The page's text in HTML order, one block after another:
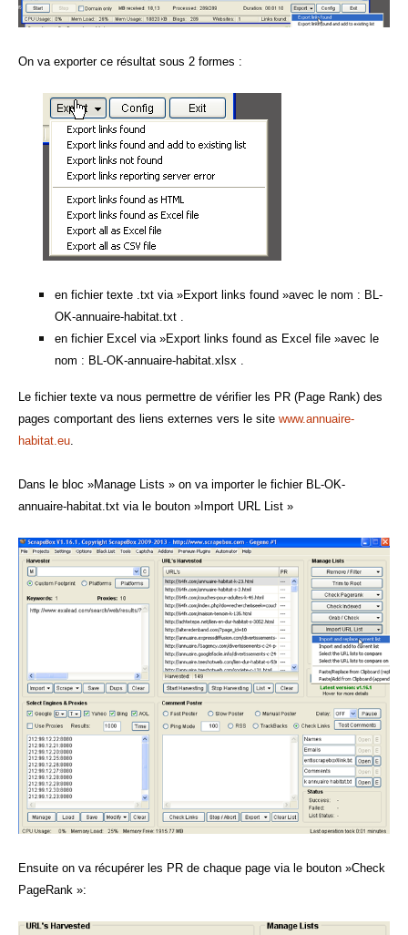
On va exporter ce résultat sous 2 formes :
en fichier texte .txt via »Export links found »avec le nom : BL-
OK-annuaire-habitat.txt .
en fichier Excel via »Export links found as Excel file »avec le
nom : BL-OK-annuaire-habitat.xlsx .
Le fichier texte va nous permettre de vérifier les PR (Page Rank) des
pages comportant des liens externes vers le site www.annuaire-
habitat.eu
Dans le bloc »Manage Lists » on va importer le fichier BL-OK-
annuaire-habitat.txt via le bouton »Import URL List »
Ensuite on va récupérer les PR de chaque page via le bouton »Check
PageRank »: